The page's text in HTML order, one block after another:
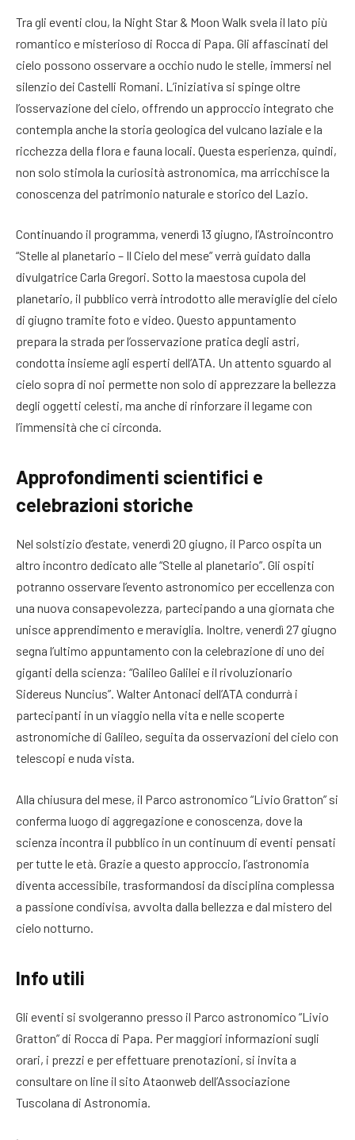
Tra gli eventi clou, la Night Star & Moon Walk svela il lato più
romantico e misterioso di Rocca di Papa. Gli affascinati del
cielo possono osservare a occhio nudo le stelle, immersi nel
silenzio dei Castelli Romani. L’iniziativa si spinge oltre
l’osservazione del cielo, offrendo un approccio integrato che
contempla anche la storia geologica del vulcano laziale e la
ricchezza della flora e fauna locali. Questa esperienza, quindi,
non solo stimola la curiosità astronomica, ma arricchisce la
conoscenza del patrimonio naturale e storico del Lazio.
Continuando il programma, venerdì 13 giugno, l’Astroincontro
“Stelle al planetario – Il Cielo del mese” verrà guidato dalla
divulgatrice Carla Gregori. Sotto la maestosa cupola del
planetario, il pubblico verrà introdotto alle meraviglie del cielo
di giugno tramite foto e video. Questo appuntamento
prepara la strada per l’osservazione pratica degli astri,
condotta insieme agli esperti dell’ATA. Un attento sguardo al
cielo sopra di noi permette non solo di apprezzare la bellezza
degli oggetti celesti, ma anche di rinforzare il legame con
l’immensità che ci circonda.
Approfondimenti scientifici e
celebrazioni storiche
Nel solstizio d’estate, venerdì 20 giugno, il Parco ospita un
altro incontro dedicato alle “Stelle al planetario”. Gli ospiti
potranno osservare l’evento astronomico per eccellenza con
una nuova consapevolezza, partecipando a una giornata che
unisce apprendimento e meraviglia. Inoltre, venerdì 27 giugno
segna l’ultimo appuntamento con la celebrazione di uno dei
giganti della scienza: “Galileo Galilei e il rivoluzionario
Sidereus Nuncius”. Walter Antonaci dell’ATA condurrà i
partecipanti in un viaggio nella vita e nelle scoperte
astronomiche di Galileo, seguita da osservazioni del cielo con
telescopi e nuda vista.
Alla chiusura del mese, il Parco astronomico “Livio Gratton” si
conferma luogo di aggregazione e conoscenza, dove la
scienza incontra il pubblico in un continuum di eventi pensati
per tutte le età. Grazie a questo approccio, l’astronomia
diventa accessibile, trasformandosi da disciplina complessa
a passione condivisa, avvolta dalla bellezza e dal mistero del
cielo notturno.
Info utili
Gli eventi si svolgeranno presso il Parco astronomico “Livio
Gratton” di Rocca di Papa. Per maggiori informazioni sugli
orari, i prezzi e per effettuare prenotazioni, si invita a
consultare on line il sito Ataonweb dell’Associazione
Tuscolana di Astronomia.